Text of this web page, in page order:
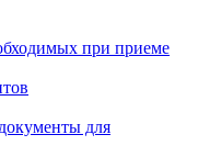
при приеме
для